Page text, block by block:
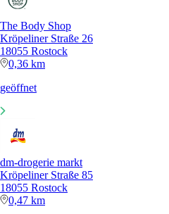
The Body Shop
Kröpeliner Straße 26
18055 Rostock
0,36 km
geöffnet
dm-drogerie markt
Kröpeliner Straße 85
18055 Rostock
0,47 km